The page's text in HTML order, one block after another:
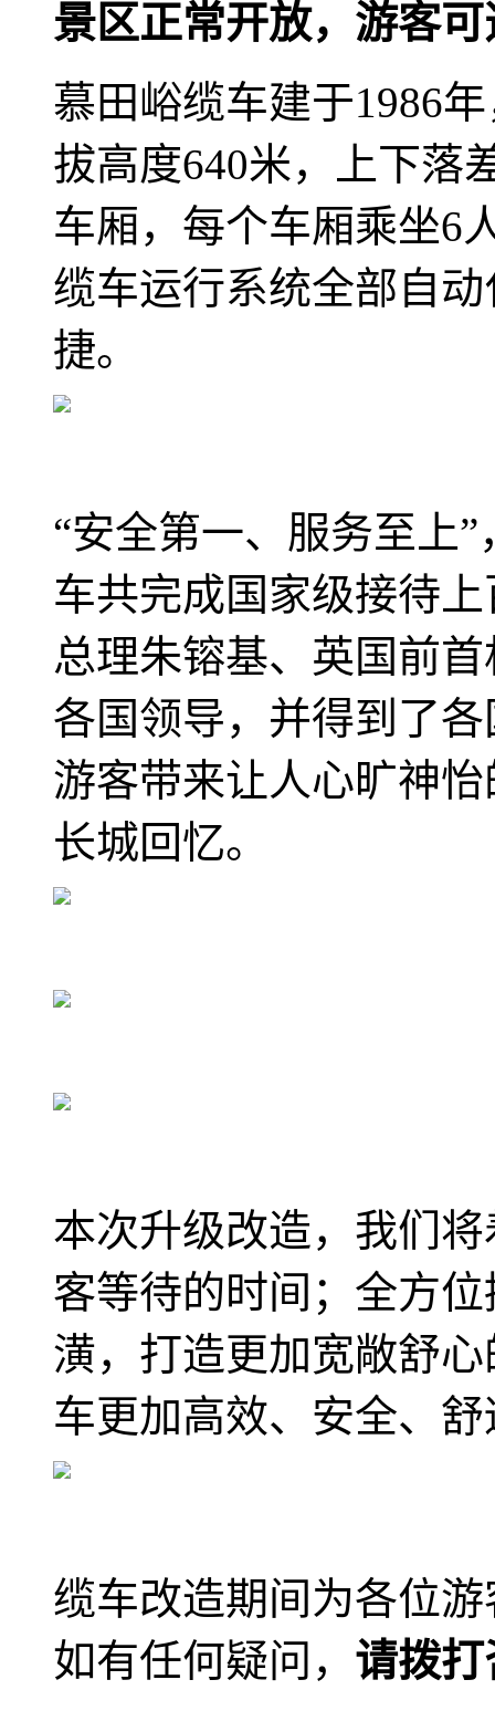
景区正常开放，游客
慕田峪缆车建于1986
拔高度640米，上下落
车厢，每个车厢乘坐6
缆车运行系统全部自
捷。
“安全第一、服务至上
车共完成国家级接待
总理朱镕基、英国前
各国领导，并得到了
游客带来让人心旷神
长城回忆。
本次升级改造，我们
客等待的时间；全方
潢，打造更加宽敞舒
车更加高效、安全、舒
缆车改造期间为各位
如有任何疑问， 请拨打